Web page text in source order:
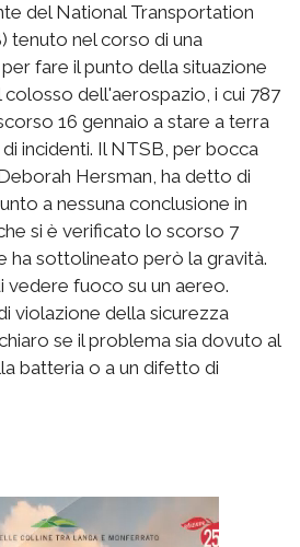
del National Transportation
tenuto nel corso di una
fare il punto della situazione
colosso dell'aerospazio, i cui 787
16 gennaio a stare a terra
incidenti. Il NTSB, per bocca
Hersman, ha detto di
a nessuna conclusione in
si è verificato lo scorso 7
ha sottolineato però la gravità.
vedere fuoco su un aereo.
violazione della sicurezza
se il problema sia dovuto al
batteria o a un difetto di